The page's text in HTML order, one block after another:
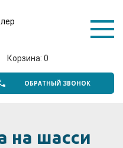
Корзина: 0
ОБРАТНЫЙ ЗВОНОК
на шасси